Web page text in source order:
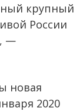
крупный
России
—
новая
2020